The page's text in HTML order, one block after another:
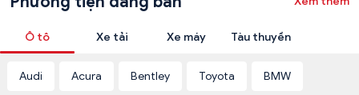
Ô tô Xe tải Xe máy Tàu thuyền
Audi Acura Bentley Toyota BMW